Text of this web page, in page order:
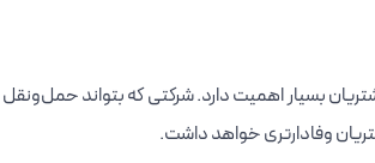
بسیار اهمیت دارد. شرکتی که بتواند حمل‌ونقل
وفادارتری خواهد داشت.